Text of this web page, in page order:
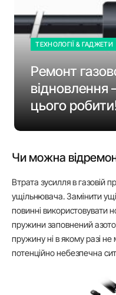
ТЕХНОЛОГІЇ & ГАДЖЕТИ
Ремонт
відновлення
цього
Чи можна
Втрата зусилля в газовій
ущільнювача. Замінити
повинні використовувати
пружини заповнений
пружину ні в якому разі
потенційно небезпечна